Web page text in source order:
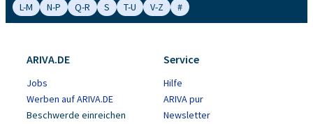
L-M
N-P Q-R S T-U V-Z #
ARIVA.DE
Jobs
Werben auf ARIVA.DE
Beschwerde einreichen
Service
Hilfe
ARIVA pur
Newsletter